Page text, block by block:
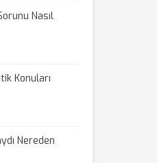
Nasıl
Konuları
Nereden